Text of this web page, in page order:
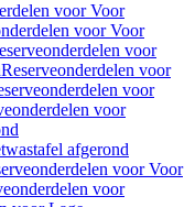
voor Voor
voor Voor
voor
Reserveonderdelen voor
voor
voor
afgerond
voor Voor
voor